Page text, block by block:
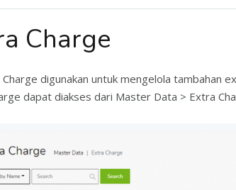
Charge
digunakan untuk mengelola tambahan
dapat diakses dari Master Data > Extra